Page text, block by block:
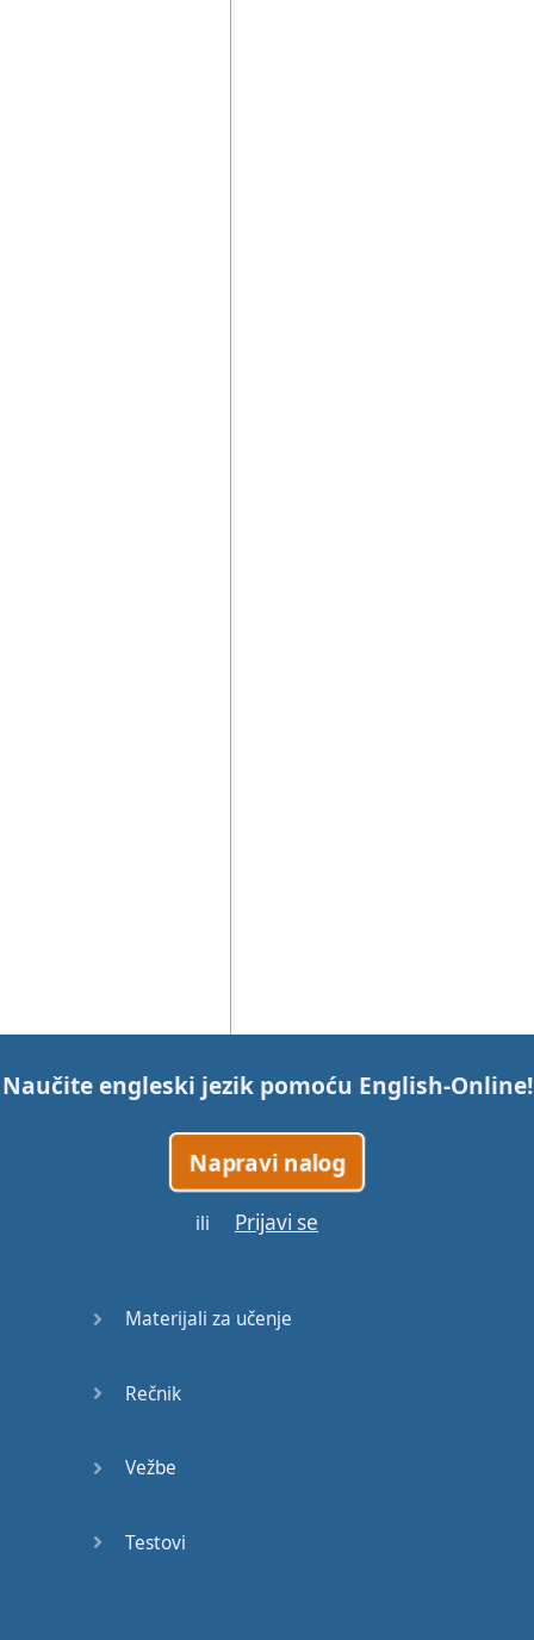
Naučite engleski jezik pomoću English-Online!
Napravi nalog
ili Prijavi se
Materijali za učenje
Rečnik
Vežbe
Testovi